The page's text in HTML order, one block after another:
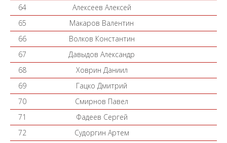
64
Алексеев Алексей
65
Макаров Валентин
66
Волков Константин
67
Давыдов Александр
68
Ховрин Даниил
69
Гацко Дмитрий
70
Смирнов Павел
71
Фадеев Сергей
72
Судоргин Артем